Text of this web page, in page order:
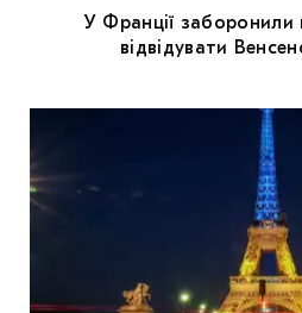
У Франції
відвідувати